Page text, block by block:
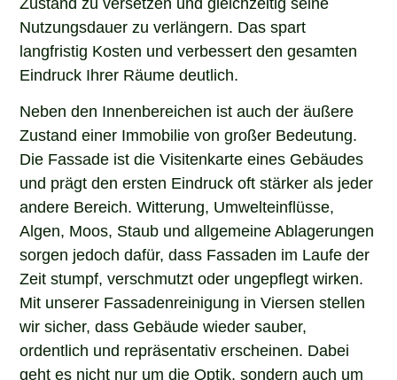
Nutzungsdauer zu verlängern. Das spart
langfristig Kosten und verbessert den gesamten
Eindruck Ihrer Räume deutlich.
Neben den Innenbereichen ist auch der äußere
Zustand einer Immobilie von großer Bedeutung.
Die Fassade ist die Visitenkarte eines Gebäudes
und prägt den ersten Eindruck oft stärker als jeder
andere Bereich. Witterung, Umwelteinflüsse,
Algen, Moos, Staub und allgemeine Ablagerungen
sorgen jedoch dafür, dass Fassaden im Laufe der
Zeit stumpf, verschmutzt oder ungepflegt wirken.
Mit unserer Fassadenreinigung in Viersen stellen
wir sicher, dass Gebäude wieder sauber,
ordentlich und repräsentativ erscheinen. Dabei
geht es nicht nur um die Optik, sondern auch um